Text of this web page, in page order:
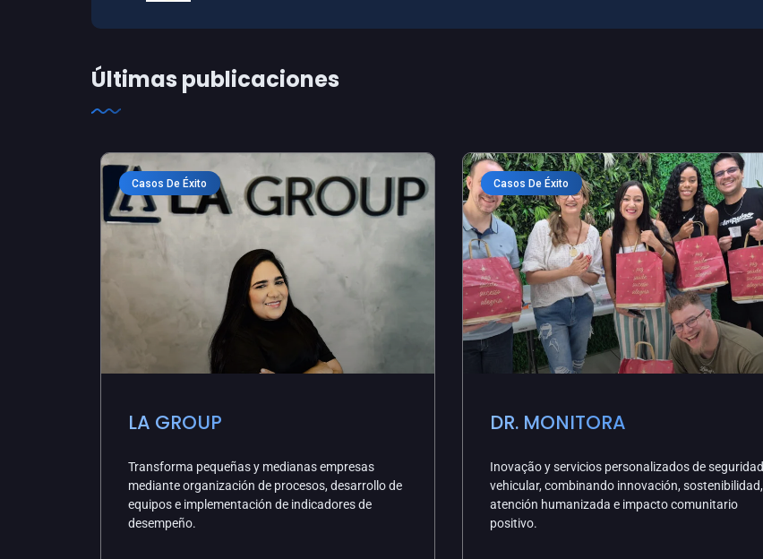
Últimas publicaciones
Casos De Éxito
LA GROUP
Transforma pequeñas y medianas empresas
mediante organización de procesos, desarrollo de
equipos e implementación de indicadores de
desempeño.
Casos De Éxito
DR. MONITORA
Inovação y servicios personalizados de seguridad
vehicular, combinando innovación, sostenibilidad,
atención humanizada e impacto comunitario
positivo.